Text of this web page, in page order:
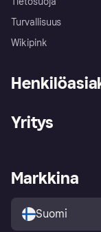
Turvallisuus
Wikipink
Kirjaudu sisään
Tutustu kauppoihin
Ostajan turva
Yritys
Kirjaudu sisään
Markkina
Suomi